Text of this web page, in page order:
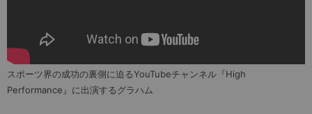
スポーツ界の成功の裏側に迫るYouTubeチャンネル『High
Performance』に出演するグラハム